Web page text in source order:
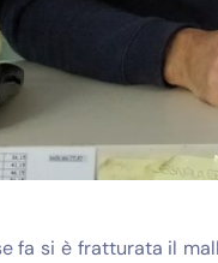
fa si è fratturata il